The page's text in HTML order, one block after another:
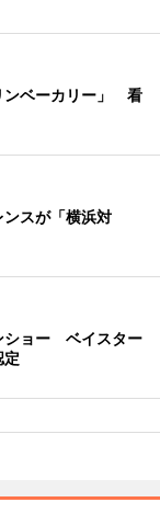
ンベーカリー」 看
スが「横浜対
ショー ベイスター
定